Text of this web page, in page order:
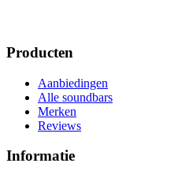
Producten
Aanbiedingen
Alle soundbars
Merken
Reviews
Informatie